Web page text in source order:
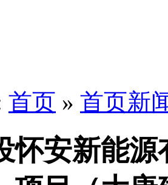
首页 » 首页新
怀安新能